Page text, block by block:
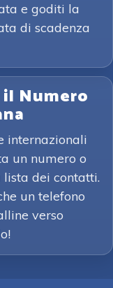
e goditi la
di scadenza
il Numero
internazionali
un numero o
dei contatti.
un telefono
verso